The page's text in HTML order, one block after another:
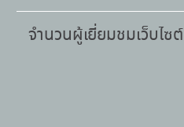
จำนวนผู้เยี่ยมชมเว็บไซต์